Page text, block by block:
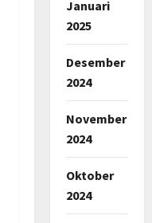
Januari
2025
Desember
2024
November
2024
Oktober
2024